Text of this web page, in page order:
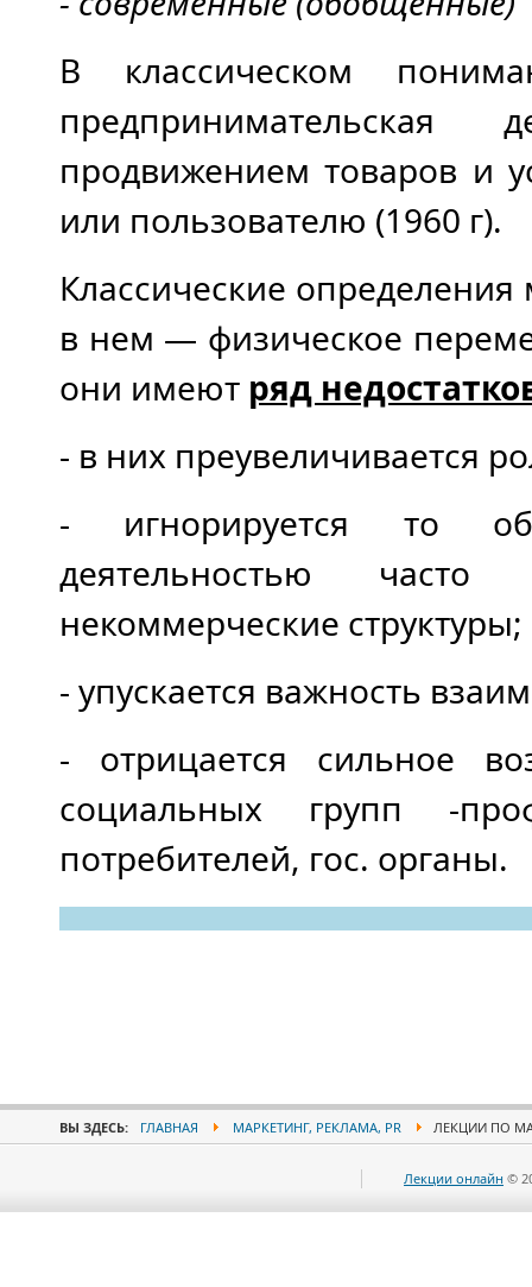
В классическом
предпринимательская
продвижением товаров и
или пользователю (1960 г).
Классические
в нем — физическое
они имеют ряд
- в них преувеличивается
- игнорируется то
деятельностью часто
некоммерческие структуры;
- упускается важность
- отрицается сильное
социальных групп -
потребителей, гос. органы.
ВЫ ЗДЕСЬ: ГЛАВНАЯ МАРКЕТИНГ, РЕКЛАМА, PR ЛЕКЦИИ ПО
Лекции онлайн ©